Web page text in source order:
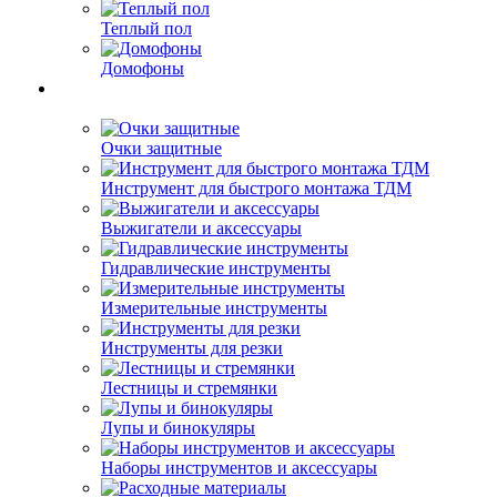
Теплый пол
Домофоны
Очки защитные
Инструмент для быстрого монтажа ТДМ
Выжигатели и аксессуары
Гидравлические инструменты
Измерительные инструменты
Инструменты для резки
Лестницы и стремянки
Лупы и бинокуляры
Наборы инструментов и аксессуары